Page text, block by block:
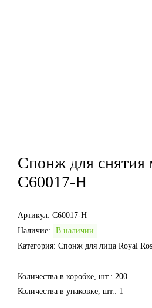
Спонж для снятия
C60017-H
Артикул: C60017-H
Наличие:
В наличии
Категория: Спонж для лица Royal
Количества в коробке, шт.: 200
Количества в упаковке, шт.: 1